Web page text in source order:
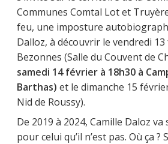
Communes Comtal Lot et
feu, une imposture
Dalloz, à découvrir le vendredi
Bezonnes (Salle du Couvent de
samedi 14 février à 18h30 à
Barthas) et le dimanche 15
Nid de Roussy).
De 2019 à 2024, Camille Daloz
pour celui qu’il n’est pas. Où ça